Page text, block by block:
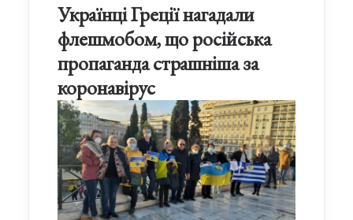
Українці Греції нагадали
флешмобом, що російська
пропаганда страшніша за
коронавірус